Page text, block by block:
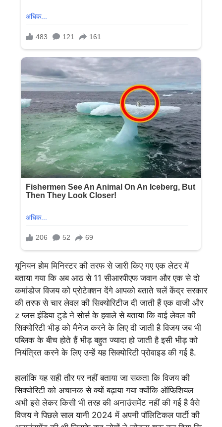
यूनियन होम मिनिस्टर की तरफ से जारी किए गए एक लेटर में
बताया गया कि अब आठ से 11 सीआरपीएफ जवान और एक से दो
कमांडोज विजय को प्रोटेक्शन देंगे आपको बताते चलें केंद्र सरकार
की तरफ से चार लेवल की सिक्योरिटीज दी जाती हैं एक वाजी और
z प्लस इंडिया टुडे ने सोर्स के हवाले से बताया कि वाई लेवल की
सिक्योरिटी भीड़ को मैनेज करने के लिए दी जाती है विजय जब भी
पब्लिक के बीच होते हैं भीड़ बहुत ज्यादा हो जाती है इसी भीड़ को
नियंत्रित करने के लिए उन्हें यह सिक्योरिटी प्रोवाइड की गई है.
हालांकि यह सही तौर पर नहीं बताया जा सकता कि विजय की
सिक्योरिटी को अचानक से क्यों बढ़ाया गया क्योंकि ऑफिशियल
अभी इसे लेकर किसी भी तरह की अनाउंसमेंट नहीं की गई है वैसे
विजय ने पिछले साल यानी 2024 में अपनी पॉलिटिकल पार्टी की